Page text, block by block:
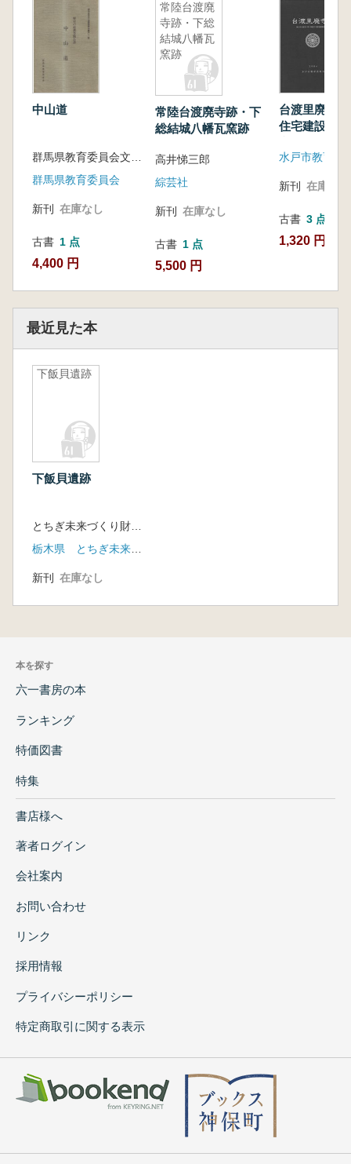
中山道
群馬県教育委員会
新刊 在庫なし
古書 1 点
4,400 円
常陸台渡廃
寺跡・下総
結城八幡瓦
窯跡
常陸台渡廃寺跡・下
総結城八幡瓦窯跡
高井悌三郎
綜芸社
新刊 在庫なし
古書 1 点
5,500 円
台渡里廃寺
住宅建設に
書
水戸市教育委
新刊 在庫なし
古書 3 点
1,320 円~
最近見た本
下飯貝遺跡
下飯貝遺跡
新刊 在庫なし
本を探す
六一書房の本
ランキング
特価図書
特集
書店様へ
著者ログイン
会社案内
お問い合わせ
リンク
採用情報
プライバシーポリシー
特定商取引に関する表示